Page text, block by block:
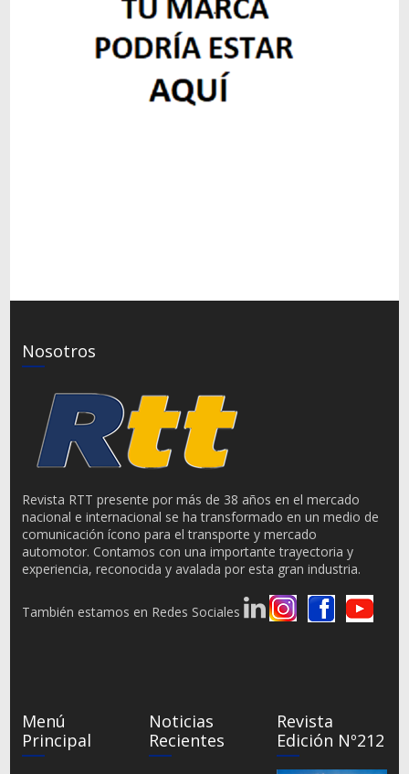
Nosotros
Revista RTT presente por más de 38 años en el mercado
nacional e internacional se ha transformado en un medio de
comunicación ícono para el transporte y mercado
automotor. Contamos con una importante trayectoria y
experiencia, reconocida y avalada por esta gran industria.
También estamos en Redes Sociales
Menú
Principal
Noticias
Recientes
Revista
Edición Nº212